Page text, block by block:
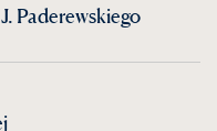
Paderewskiego